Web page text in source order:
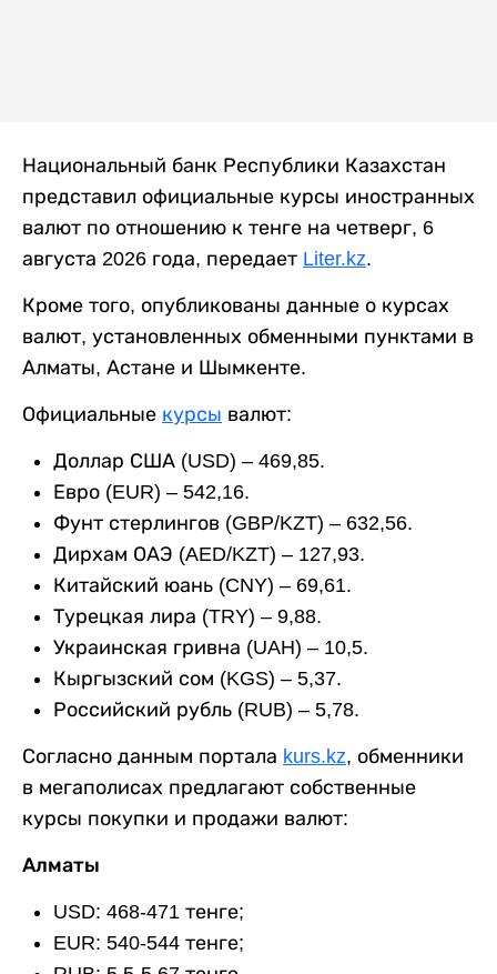
Национальный банк Республики Казахстан
представил официальные курсы иностранных
валют по отношению к тенге на четверг, 6
августа 2026 года, передает Liter.kz.
Кроме того, опубликованы данные о курсах
валют, установленных обменными пунктами в
Алматы, Астане и Шымкенте.
Официальные курсы валют:
Доллар США (USD) – 469,85.
Евро (EUR) – 542,16.
Фунт стерлингов (GBP/KZT) – 632,56.
Дирхам ОАЭ (AED/KZT) – 127,93.
Китайский юань (CNY) – 69,61.
Турецкая лира (TRY) – 9,88.
Украинская гривна (UAH) – 10,5.
Кыргызский сом (KGS) – 5,37.
Российский рубль (RUB) – 5,78.
Согласно данным портала kurs.kz, обменники
в мегаполисах предлагают собственные
курсы покупки и продажи валют:
Алматы
USD: 468-471 тенге;
EUR: 540-544 тенге;